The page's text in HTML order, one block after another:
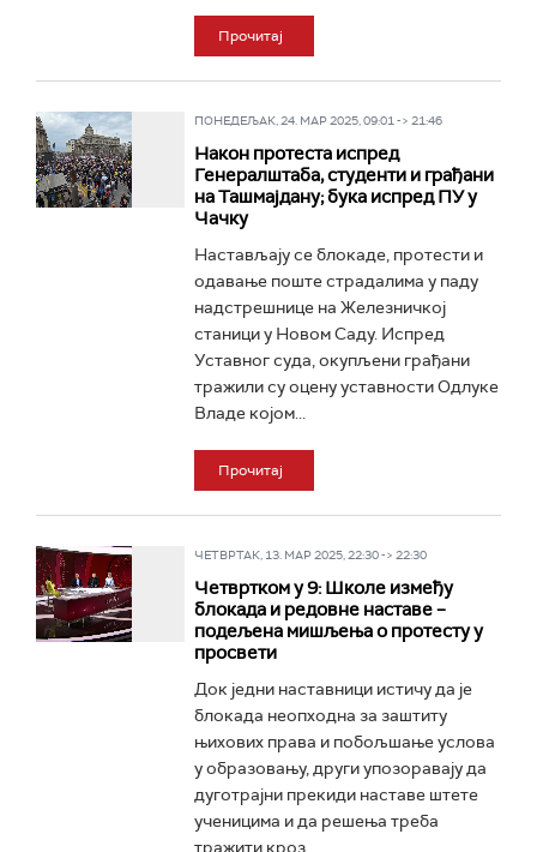
Прочитај
ПОНЕДЕЉАК, 24. МАР 2025, 09:01 -> 21:46
Након протеста испред
Генералштаба, студенти и грађани
на Ташмајдану; бука испред ПУ у
Чачку
Настављају се блокаде, протести и
одавање поште страдалима у паду
надстрешнице на Железничкој
станици у Новом Саду. Испред
Уставног суда, окупљени грађани
тражили су оцену уставности Одлуке
Владе којом...
Прочитај
ЧЕТВРТАК, 13. МАР 2025, 22:30 -> 22:30
Четвртком у 9: Школе између
блокада и редовне наставе –
подељена мишљења о протесту у
просвети
Док једни наставници истичу да је
блокада неопходна за заштиту
њихових права и побољшање услова
у образовању, други упозоравају да
дуготрајни прекиди наставе штете
ученицима и да решења треба
тражити кроз...